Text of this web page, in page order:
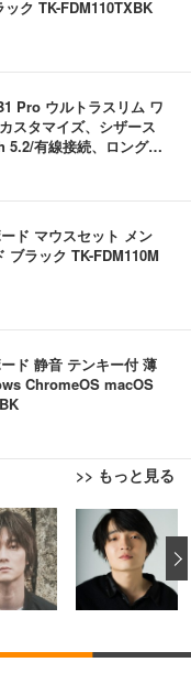
ク TK-FDM110TXBK
Pro ウルトラスリム ワ
スタマイズ、シザース
有線接続、ロングバ
）, JISレイアウト)
ド マウスセット メン
ブラック TK-FDM110M
ド 静音 テンキー付 薄
ChromeOS macOS
>> もっと見る
ムモニター | FlexScan
・USB Type-C・ホワ
ムモニター | FlexScan
ン 富士通 LIEFBOOK
Core i5-1145G7/Window
/Webカメラ/Wifi・Blue
回転対応/有線静音マウ
リーン/メモリ16GB,S
ソコン 富士通 A5511/
C 20W USB PD対応
証品 GaN採用 折りたた
15 等対応】 E
【22.5W/20